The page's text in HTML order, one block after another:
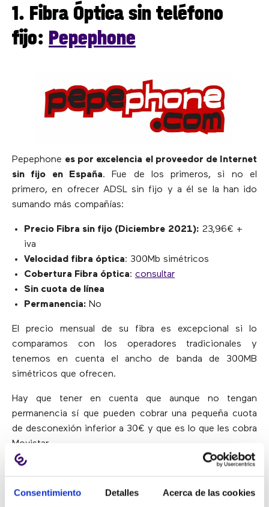
Consentimiento Detalles Acerca de las cookies
1. Fibra Óptica sin teléfono
fijo: Pepephone
Pepephone es por excelencia el proveedor de Internet
sin fijo en España. Fue de los primeros, si no el
primero, en ofrecer ADSL sin fijo y a él se la han ido
sumando más compañías:
Precio Fibra sin fijo (Diciembre 2021): 23,96‬€ +
iva
Velocidad fibra óptica: 300Mb simétricos
Cobertura Fibra óptica: consultar
Sin cuota de línea
Permanencia: No
El precio mensual de su fibra es excepcional si lo
comparamos con los operadores tradicionales y
tenemos en cuenta el ancho de banda de 300MB
simétricos que ofrecen.
Hay que tener en cuenta que aunque no tengan
permanencia sí que pueden cobrar una pequeña cuota
de desconexión inferior a 30€ y que es lo que les cobra
Movistar.
2. Fibra Óptica sin teléfono